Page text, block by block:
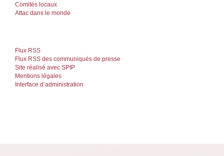
Comités locaux
Attac dans le monde
Flux RSS
Flux RSS des communiqués de presse
Site réalisé avec SPIP
Mentions légales
Interface d’administration